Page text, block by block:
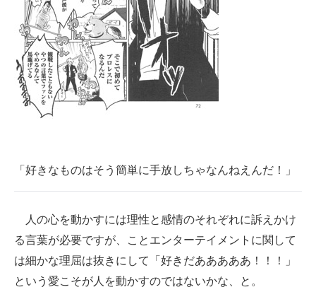
「好きなものはそう簡単に手放しちゃなんねえんだ！」
人の心を動かすには理性と感情のそれぞれに訴えかけ
る言葉が必要ですが、ことエンターテイメントに関して
は細かな理屈は抜きにして「好きだあああああ！！！」
という愛こそが人を動かすのではないかな、と。